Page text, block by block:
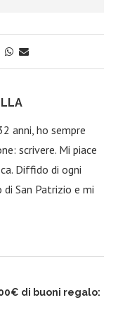
anni, ho sempre
scrivere. Mi piace
Diffido di ogni
San Patrizio e mi
di buoni regalo: